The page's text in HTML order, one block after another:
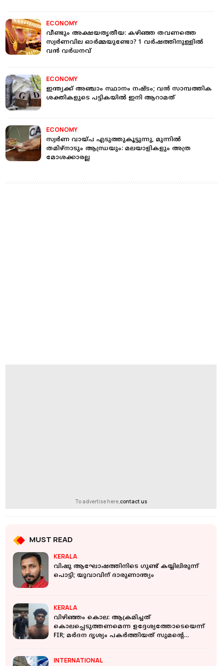
ECONOMY
വീണ്ടും അക്ഷയതൃതീയ: കഴിഞ്ഞ തവണത്തെ
സ്വർണവില ഓർമ്മയുണ്ടോ? 1 വർഷത്തിനുള്ളില്‍
വന്‍ വർധനവ്
ECONOMY
ഇന്ത്യക്ക് അഞ്ചാം സ്ഥാനം നഷ്ടം; വന്‍ സാമ്പത്തിക
ശക്തികളുടെ പട്ടികയില്‍ ഇനി ആറാമത്
ECONOMY
സ്വർണ വായ്പ എടുത്തുകൂട്ടുന്നു, മുന്നില്‍
തമിഴ്നാടും ആന്ധ്രയും: മലയാളികളും അത്ര
മോശക്കാരല്ല
To advertise here,contact us
MUST READ
KERALA
വിഷു ആഘോഷത്തിനിടെ ഗുണ്ട് കയ്യിലിരുന്ന്
പൊട്ടി; യുവാവിന് ദാരുണാന്ത്യം
KERALA
വിഴിഞ്ഞം കൊല: ആക്രമിച്ചത്
കൊലപ്പെടുത്തണമെന്ന ഉദ്ദേശ്യത്തോടെയെന്ന്
FIR; മർദന ദൃശ്യം പകർത്തിയത് സുമൻ്റെ
INTERNATIONAL